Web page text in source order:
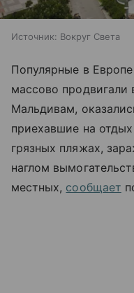
Источник: Вокруг Света
Популярные в
массово продвигали
Мальдивам,
приехавшие на
грязных пляжах,
наглом
местных, сообщает